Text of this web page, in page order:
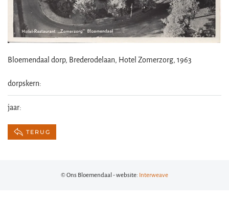
Bloemendaal dorp, Brederodelaan, Hotel Zomerzorg, 1963
dorpskern:
jaar:
TERUG
© Ons Bloemendaal - website: Interweave